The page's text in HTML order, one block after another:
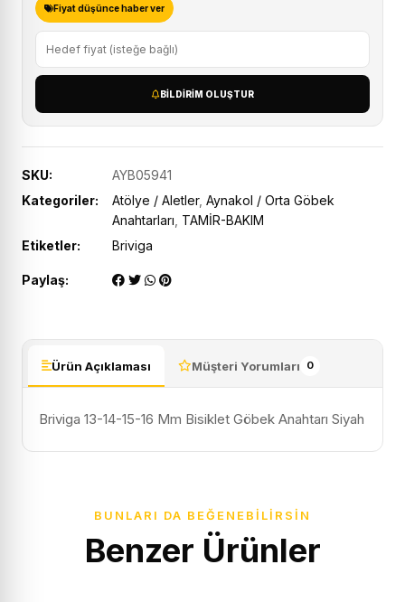
Fiyat düşünce haber ver
BILDIRIM OLUŞTUR
SKU:
AYB05941
Kategoriler:
Atölye / Aletler, Aynakol / Orta Göbek
Anahtarları TAMİR-BAKIM
Etiketler:
Briviga
Paylaş:
Ürün Açıklaması Müşteri Yorumları 0
Briviga 13-14-15-16 Mm Bisiklet Göbek Anahtarı Siyah
BUNLARI DA BEĞENEBILIRSIN
Benzer Ürünler